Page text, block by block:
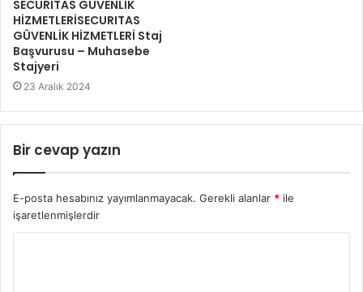
SECURITAS GÜVENLİK
HİZMETLERİSECURITAS
GÜVENLİK HİZMETLERİ Staj
Başvurusu – Muhasebe
Stajyeri
23 Aralık 2024
Bir cevap yazın
E-posta hesabınız yayımlanmayacak. Gerekli alanlar * ile
işaretlenmişlerdir